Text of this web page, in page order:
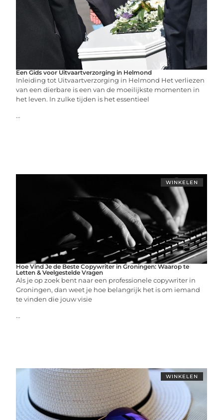
Een Gids voor Uitvaartverzorging in Helmond
Inleiding tot Uitvaartverzorging in Helmond Het verliezen
van een dierbare is een van de moeilijkste momenten in
het leven. In zulke tijden is het essentieel
...
WINKELEN
Hoe Vind Je de Beste Copywriter in Groningen: Waarop te
Letten & Veelgestelde Vragen
Als je op zoek bent naar een professionele copywriter in
Groningen, dan weet je hoe belangrijk het is om iemand
te vinden die jouw visie
...
WINKELEN